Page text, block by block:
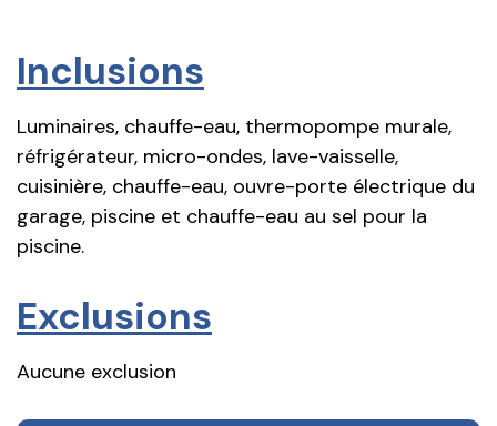
Inclusions
Luminaires, chauffe-eau, thermopompe murale,
réfrigérateur, micro-ondes, lave-vaisselle,
cuisinière, chauffe-eau, ouvre-porte électrique du
garage, piscine et chauffe-eau au sel pour la
piscine.
Exclusions
Aucune exclusion